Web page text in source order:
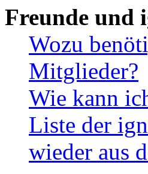
Freunde und
Wozu
Mitglieder?
Wie kann
Liste der
wieder aus